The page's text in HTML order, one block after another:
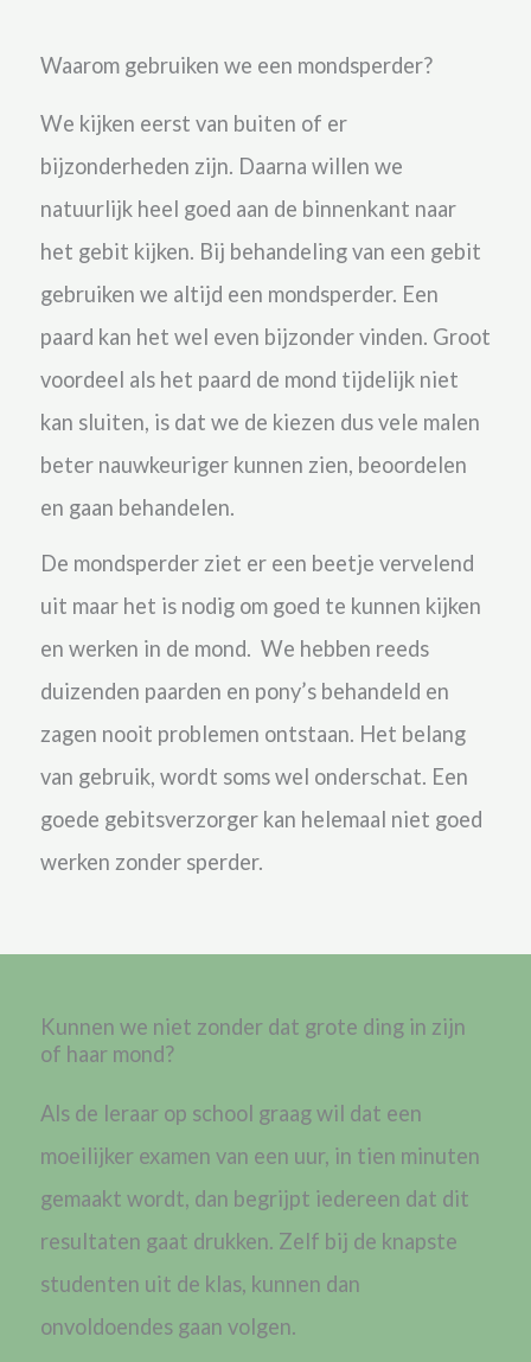
Waarom gebruiken we een mondsperder?
We kijken eerst van buiten of er
bijzonderheden zijn. Daarna willen we
natuurlijk heel goed aan de binnenkant naar
het gebit kijken. Bij behandeling van een gebit
gebruiken we altijd een mondsperder. Een
paard kan het wel even bijzonder vinden. Groot
voordeel als het paard de mond tijdelijk niet
kan sluiten, is dat we de kiezen dus vele malen
beter nauwkeuriger kunnen zien, beoordelen
en gaan behandelen.
De mondsperder ziet er een beetje vervelend
uit maar het is nodig om goed te kunnen kijken
en werken in de mond. We hebben reeds
duizenden paarden en pony’s behandeld en
zagen nooit problemen ontstaan. Het belang
van gebruik, wordt soms wel onderschat. Een
goede gebitsverzorger kan helemaal niet goed
werken zonder sperder.
Kunnen we niet zonder dat grote ding in zijn
of haar mond?
Als de leraar op school graag wil dat een
moeilijker examen van een uur, in tien minuten
gemaakt wordt, dan begrijpt iedereen dat dit
resultaten gaat drukken. Zelf bij de knapste
studenten uit de klas, kunnen dan
onvoldoendes gaan volgen.